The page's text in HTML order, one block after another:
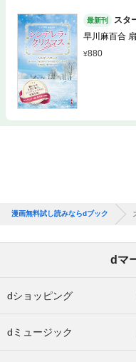
最新刊
スタ
早川麻百合
レベッカ・
880
漫画無料試し読みならdブック
dマ
dショッピング
dミュージック